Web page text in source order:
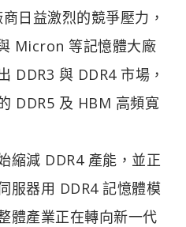
日益激烈的競爭壓力，
Micron 等記憶體大廠
DDR3 與 DDR4 市場，
DDR5 及 HBM 高頻寬
縮減 DDR4 產能，並正
服器用 DDR4 記憶體模
體產業正在轉向新一代